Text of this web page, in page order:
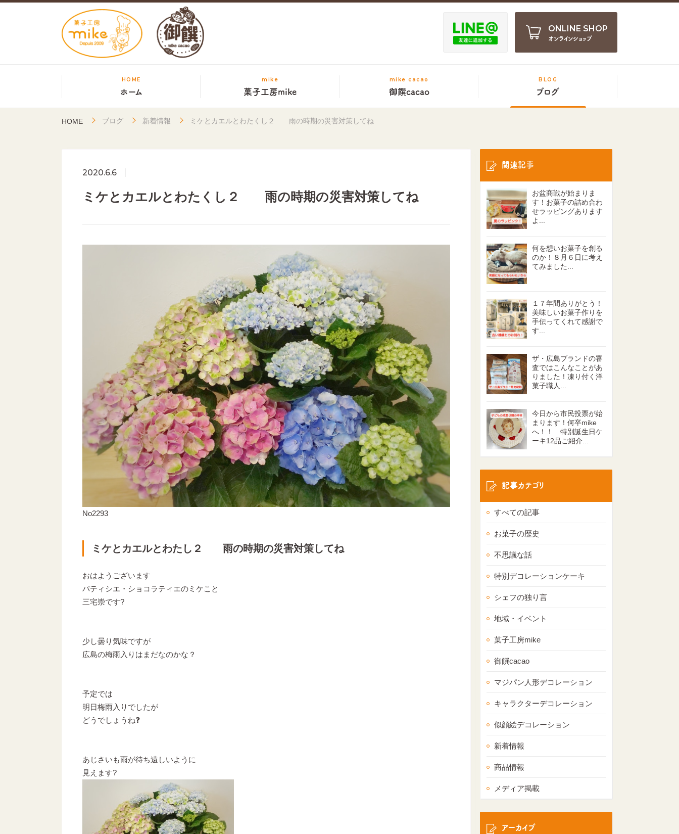
ONLINE SHOP
オンラインショップ
HOME
ホーム
mike
菓子工房mike
mike cacao
御饌cacao
BLOG
ブログ
HOME ブログ 新着情報 ミケとカエルとわたくし２ 雨の時期の災害対策してね
2020.6.6
ミケとカエルとわたくし２ 雨の時期の災害対策してね
No2293
ミケとカエルとわたし２ 雨の時期の災害対策してね
おはようございます
パティシエ・ショコラティエのミケこと
三宅崇です?
少し曇り気味ですが
広島の梅雨入りはまだなのかな？
予定では
明日梅雨入りでしたが
どうでしょうね❓
あじさいも雨が待ち遠しいように
見えます?
関連記事
お盆商戦が始まりま
す！お菓子の詰め合わ
せラッピングあります
よ...
何を想いお菓子を創る
のか！８月６日に考え
てみました...
１７年間ありがとう！
美味しいお菓子作りを
手伝ってくれて感謝で
す...
ザ・広島ブランドの審
査ではこんなことがあ
りました！凍り付く洋
菓子職人...
今日から市民投票が始
まります！何卒mike
へ！！ 特別誕生日ケ
ーキ12品ご紹介...
記事カテゴリ
すべての記事
お菓子の歴史
不思議な話
特別デコレーションケーキ
シェフの独り言
地域・イベント
菓子工房mike
御饌cacao
マジパン人形デコレーション
キャラクターデコレーション
似顔絵デコレーション
新着情報
商品情報
メディア掲載
アーカイブ